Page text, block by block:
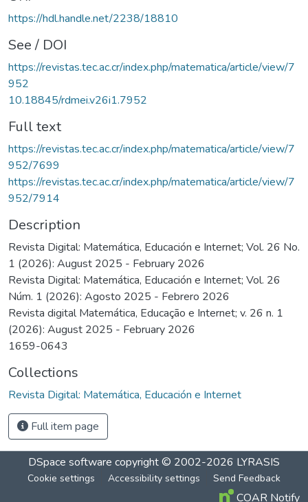
https://hdl.handle.net/2238/18810
See / DOI
https://revistas.tec.ac.cr/index.php/matematica/article/view/7
952
10.18845/rdmei.v26i1.7952
Full text
https://revistas.tec.ac.cr/index.php/matematica/article/view/7
952/7699
https://revistas.tec.ac.cr/index.php/matematica/article/view/7
952/7914
Description
Revista Digital: Matemática, Educación e Internet; Vol. 26 No.
1 (2026): August 2025 - February 2026
Revista Digital: Matemática, Educación e Internet; Vol. 26
Núm. 1 (2026): Agosto 2025 - Febrero 2026
Revista digital Matemática, Educação e Internet; v. 26 n. 1
(2026): August 2025 - February 2026
1659-0643
Collections
Revista Digital: Matemática, Educación e Internet
Full item page
DSpace software copyright © 2002-2026 LYRASIS
Cookie settings Accessibility settings Send Feedback
COAR Notify